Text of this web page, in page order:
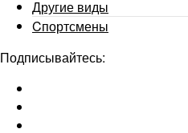
Другие виды
Cпортсмены
Подписывайтесь: